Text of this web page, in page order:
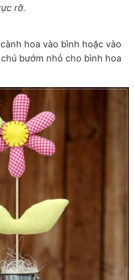
rỡ.
hoa vào bình hoặc vào
bướm nhỏ cho bình hoa